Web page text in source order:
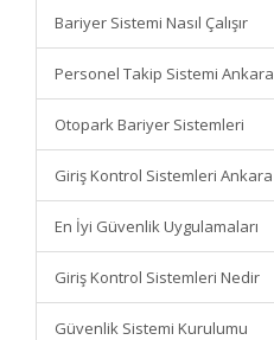
Bariyer Sistemi Nasıl Çalışır
Personel Takip Sistemi Ankara
Otopark Bariyer Sistemleri
Giriş Kontrol Sistemleri Ankara
En İyi Güvenlik Uygulamaları
Giriş Kontrol Sistemleri Nedir
Güvenlik Sistemi Kurulumu